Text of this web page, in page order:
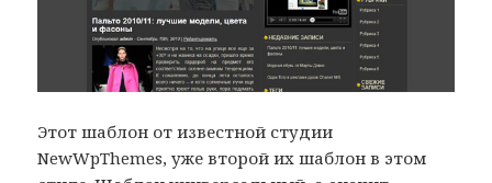
Этот шаблон от известной студии
NewWpThemes, уже второй их шаблон в этом